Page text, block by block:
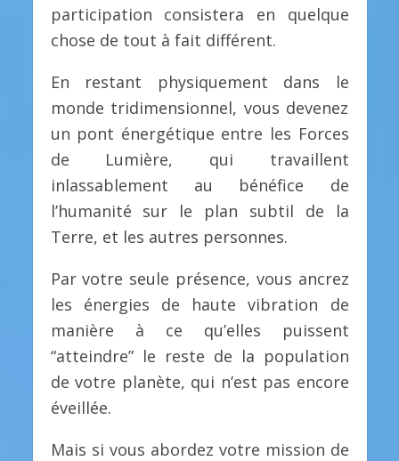
participation consistera en quelque
chose de tout à fait différent.
En restant physiquement dans le
monde tridimensionnel, vous devenez
un pont énergétique entre les Forces
de Lumière, qui travaillent
inlassablement au bénéfice de
l’humanité sur le plan subtil de la
Terre, et les autres personnes.
Par votre seule présence, vous ancrez
les énergies de haute vibration de
manière à ce qu’elles puissent
“atteindre” le reste de la population
de votre planète, qui n’est pas encore
éveillée.
Mais si vous abordez votre mission de